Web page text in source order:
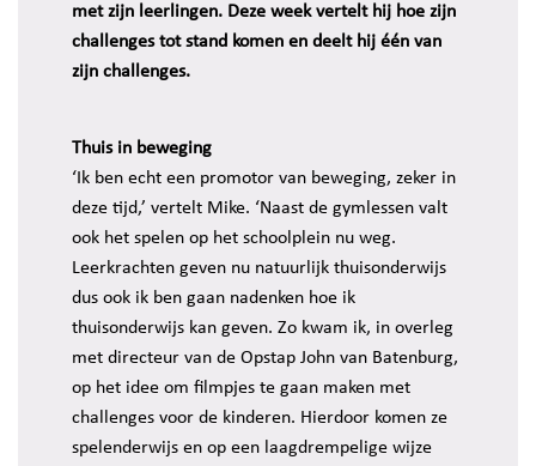
met zijn leerlingen. Deze week vertelt hij hoe zijn
challenges tot stand komen en deelt hij één van
zijn challenges.
Thuis in beweging
‘Ik ben echt een promotor van beweging, zeker in
deze tijd,’ vertelt Mike. ‘Naast de gymlessen valt
ook het spelen op het schoolplein nu weg.
Leerkrachten geven nu natuurlijk thuisonderwijs
dus ook ik ben gaan nadenken hoe ik
thuisonderwijs kan geven. Zo kwam ik, in overleg
met directeur van de Opstap John van Batenburg,
op het idee om filmpjes te gaan maken met
challenges voor de kinderen. Hierdoor komen ze
spelenderwijs en op een laagdrempelige wijze